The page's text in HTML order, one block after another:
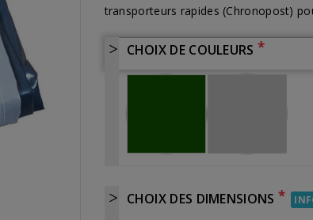
transporteurs rapides (Chronopost)
CHOIX DE COULEURS *
CHOIX DES DIMENSIONS *